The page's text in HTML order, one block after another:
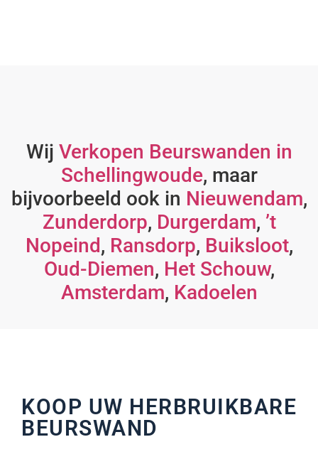
Wij Verkopen Beurswanden in
Schellingwoude, maar
bijvoorbeeld ook in Nieuwendam,
Zunderdorp, Durgerdam, ’t
Nopeind, Ransdorp, Buiksloot,
Oud-Diemen, Het Schouw,
Amsterdam, Kadoelen
KOOP UW HERBRUIKBARE
BEURSWAND